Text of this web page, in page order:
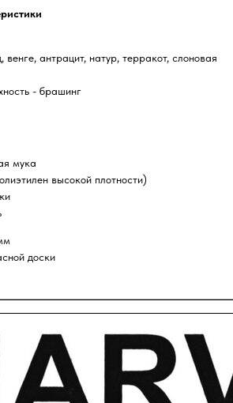
венге, антрацит, натур, терракот, слоновая
- брашинг
мука
высокой плотности)
доски